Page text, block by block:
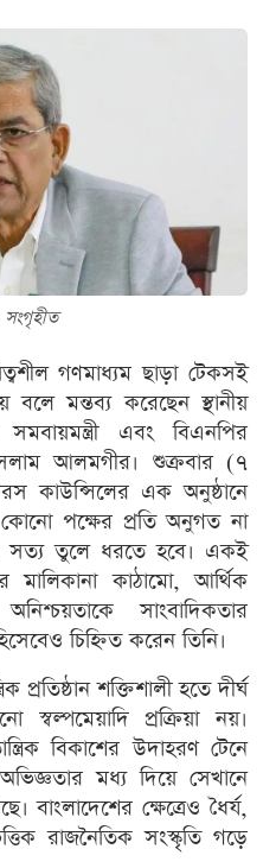
সংগৃহীত
গণমাধ্যম ছাড়া টেকসই
বলে মন্তব্য করেছেন স্থানীয়
এবং বিএনপির
আলমগীর। শুক্রবার (৭
কাউন্সিলের এক অনুষ্ঠানে
কোনো পক্ষের প্রতি অনুগত না
সত্য তুলে ধরতে হবে। একই
মালিকানা কাঠামো, আর্থিক
সাংবাদিকতার
চিহ্নিত করেন তিনি।
প্রতিষ্ঠান শক্তিশালী হতে দীর্ঘ
প্রক্রিয়া নয়।
বিকাশের উদাহরণ টেনে
মধ্য দিয়ে সেখানে
বাংলাদেশের ক্ষেত্রেও ধৈর্য,
রাজনৈতিক সংস্কৃতি গড়ে